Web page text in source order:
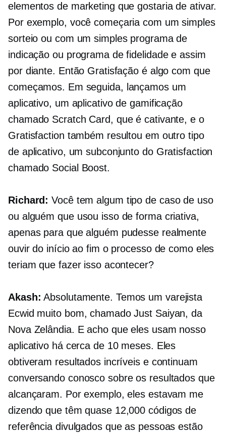
elementos de marketing que gostaria de ativar.
Por exemplo, você começaria com um simples
sorteio ou com um simples programa de
indicação ou programa de fidelidade e assim
por diante. Então Gratisfação é algo com que
começamos. Em seguida, lançamos um
aplicativo, um aplicativo de gamificação
chamado Scratch Card, que é cativante, e o
Gratisfaction também resultou em outro tipo
de aplicativo, um subconjunto do Gratisfaction
chamado Social Boost.
Richard: Você tem algum tipo de caso de uso
ou alguém que usou isso de forma criativa,
apenas para que alguém pudesse realmente
ouvir do início ao fim o processo de como eles
teriam que fazer isso acontecer?
Akash: Absolutamente. Temos um varejista
Ecwid muito bom, chamado Just Saiyan, da
Nova Zelândia. E acho que eles usam nosso
aplicativo há cerca de 10 meses. Eles
obtiveram resultados incríveis e continuam
conversando conosco sobre os resultados que
alcançaram. Por exemplo, eles estavam me
dizendo que têm quase 12,000 códigos de
referência divulgados que as pessoas estão